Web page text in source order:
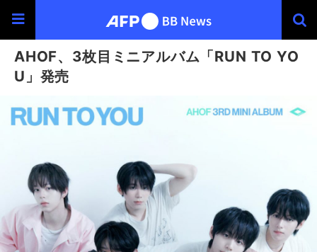
AHOF、3枚目ミニアルバム「RUN TO YO
U」発売